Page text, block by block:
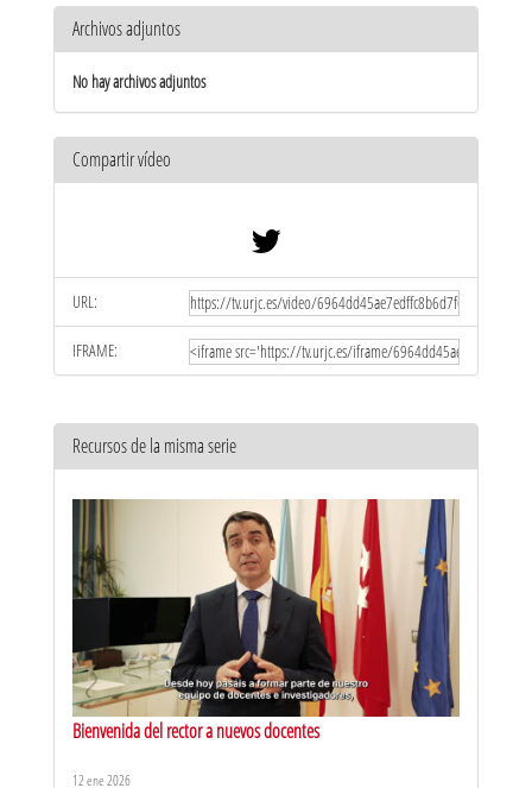
Archivos adjuntos
No hay archivos adjuntos
Compartir vídeo
URL:
IFRAME:
Recursos de la misma serie
Bienvenida del rector a nuevos docentes
12 ene 2026